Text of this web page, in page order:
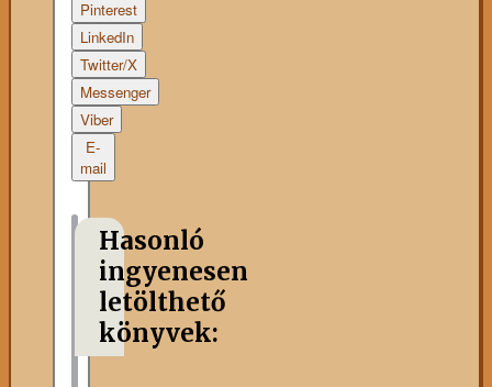
Pinterest
LinkedIn
Twitter/X
Messenger
Viber
E-
mail
Hasonló
ingyenesen
letölthető
könyvek: